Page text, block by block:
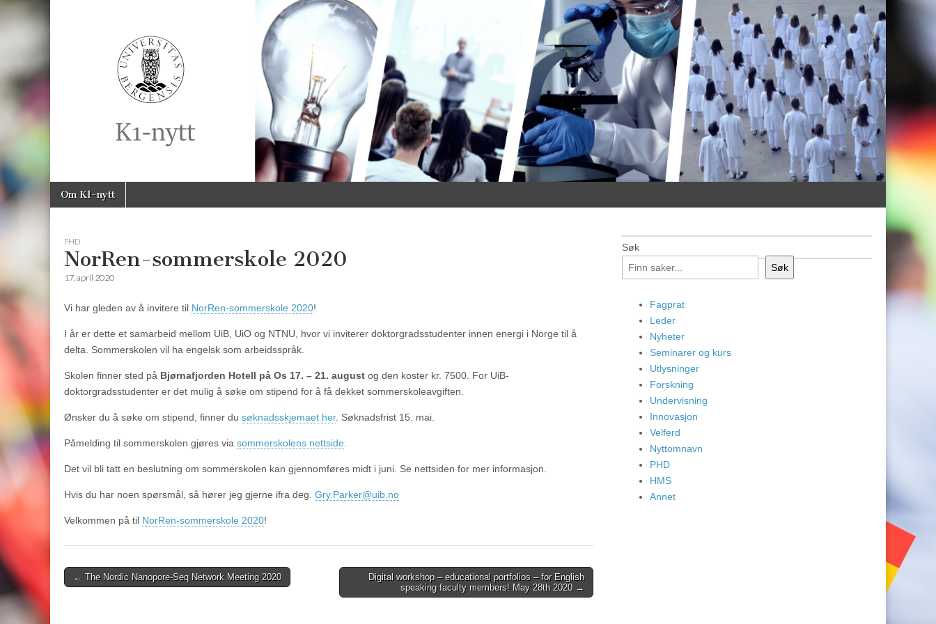
K1-
Nytt
Main
menu
Skip
Om K1-nytt
PHD
NorRen-sommerskole 2020
17. april 2020
Vi har gleden av å invitere til NorRen-sommerskole 2020!
I år er dette et samarbeid mellom UiB, UiO og NTNU, hvor vi inviterer doktorgradsstudenter innen energi i Norge til å
delta. Sommerskolen vil ha engelsk som arbeidsspråk.
Skolen finner sted på Bjørnafjorden Hotell på Os 17. – 21. august og den koster kr. 7500. For UiB-
doktorgradsstudenter er det mulig å søke om stipend for å få dekket sommerskoleavgiften.
Ønsker du å søke om stipend, finner du søknadsskjemaet her. Søknadsfrist 15. mai.
Påmelding til sommerskolen gjøres via sommerskolens nettside
Det vil bli tatt en beslutning om sommerskolen kan gjennomføres midt i juni. Se nettsiden for mer informasjon.
Hvis du har noen spørsmål, så hører jeg gjerne ifra deg. Gry.Parker@uib.no
Velkommen på til NorRen-sommerskole 2020!
Post
← The Nordic Nanopore-Seq Network Meeting 2020
Digital workshop – educational portfolios – for English
speaking faculty members! May 28th 2020 →
Søk
Søk
Fagprat
Leder
Nyheter
Seminarer og kurs
Utlysninger
Forskning
Undervisning
Innovasjon
Velferd
Nyttomnavn
PHD
HMS
Annet